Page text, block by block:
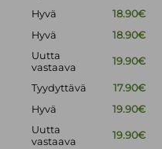
Hyvä
18.90€
Hyvä 18.90€
Uutta
vastaava
19.90€
Tyydyttävä
17.90€
Hyvä 19.90€
Uutta
vastaava
19.90€